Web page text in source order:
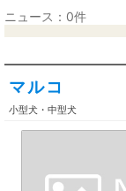
ニュース：0件
マルコ
小型犬・中型犬